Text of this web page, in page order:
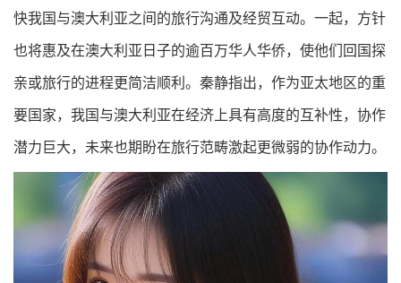
快我国与澳大利亚之间的旅行沟通及经贸互动。一起，方针
也将惠及在澳大利亚日子的逾百万华人华侨，使他们回国探
亲或旅行的进程更简洁顺利。秦静指出，作为亚太地区的重
要国家，我国与澳大利亚在经济上具有高度的互补性，协作
潜力巨大，未来也期盼在旅行范畴激起更微弱的协作动力。